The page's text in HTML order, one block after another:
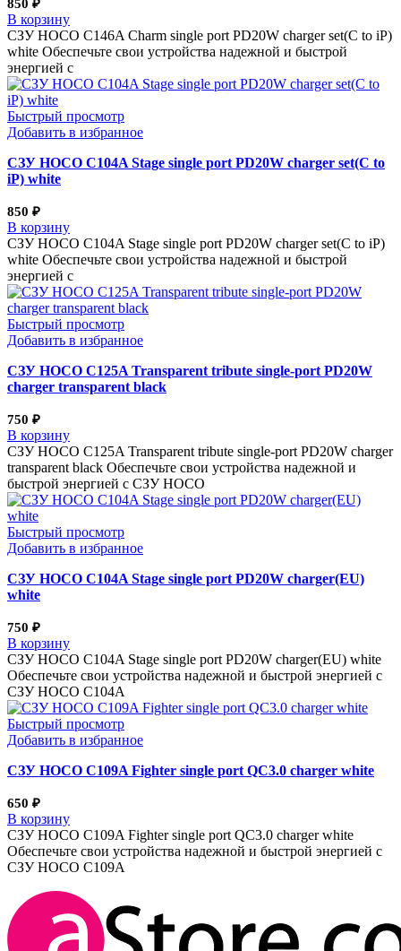
850 ₽
В корзину
СЗУ HOCO C146A Charm single port PD20W charger set(C to iP)
white Обеспечьте свои устройства надежной и быстрой
энергией с
Быстрый просмотр
Добавить в избранное
СЗУ HOCO C104A Stage single port PD20W charger set(C to
iP) white
850 ₽
В корзину
СЗУ HOCO C104A Stage single port PD20W charger set(C to iP)
white Обеспечьте свои устройства надежной и быстрой
энергией с
Быстрый просмотр
Добавить в избранное
СЗУ HOCO C125A Transparent tribute single-port PD20W
charger transparent black
750 ₽
В корзину
СЗУ HOCO C125A Transparent tribute single-port PD20W charger
transparent black Обеспечьте свои устройства надежной и
быстрой энергией с СЗУ HOCO
Быстрый просмотр
Добавить в избранное
СЗУ HOCO C104A Stage single port PD20W charger(EU)
white
750 ₽
В корзину
СЗУ HOCO C104A Stage single port PD20W charger(EU) white
Обеспечьте свои устройства надежной и быстрой энергией с
СЗУ HOCO C104A
Быстрый просмотр
Добавить в избранное
СЗУ HOCO C109A Fighter single port QC3.0 charger white
650 ₽
В корзину
СЗУ HOCO C109A Fighter single port QC3.0 charger white
Обеспечьте свои устройства надежной и быстрой энергией с
СЗУ HOCO C109A